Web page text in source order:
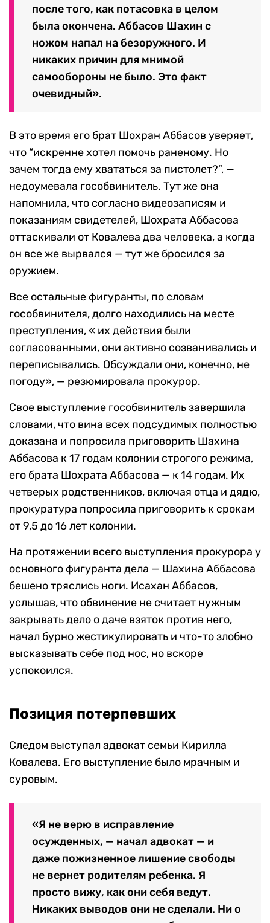
после того, как потасовка в целом
была окончена. Аббасов Шахин с
ножом напал на безоружного. И
никаких причин для мнимой
самообороны не было. Это факт
очевидный».
В это время его брат Шохран Аббасов уверяет,
что “искренне хотел помочь раненому. Но
зачем тогда ему хвататься за пистолет?”, —
недоумевала гособвинитель. Тут же она
напомнила, что согласно видеозаписям и
показаниям свидетелей, Шохрата Аббасова
оттаскивали от Ковалева два человека, а когда
он все же вырвался — тут же бросился за
оружием.
Все остальные фигуранты, по словам
гособвинителя, долго находились на месте
преступления, « их действия были
согласованными, они активно созванивались и
переписывались. Обсуждали они, конечно, не
погоду», — резюмировала прокурор.
Свое выступление гособвинитель завершила
словами, что вина всех подсудимых полностью
доказана и попросила приговорить Шахина
Аббасова к 17 годам колонии строгого режима,
его брата Шохрата Аббасова — к 14 годам. Их
четверых родственников, включая отца и дядю,
прокуратура попросила приговорить к срокам
от 9,5 до 16 лет колонии.
На протяжении всего выступления прокурора у
основного фигуранта дела — Шахина Аббасова
бешено тряслись ноги. Исахан Аббасов,
услышав, что обвинение не считает нужным
закрывать дело о даче взяток против него,
начал бурно жестикулировать и что-то злобно
высказывать себе под нос, но вскоре
успокоился.
Позиция потерпевших
Следом выступал адвокат семьи Кирилла
Ковалева. Его выступление было мрачным и
суровым.
«Я не верю в исправление
осужденных, — начал адвокат — и
даже пожизненное лишение свободы
не вернет родителям ребенка. Я
просто вижу, как они себя ведут.
Никаких выводов они не сделали. Ни о